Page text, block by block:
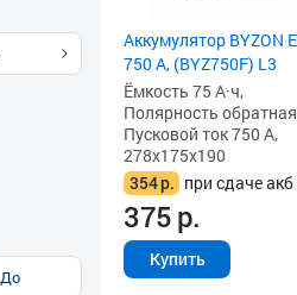
Аккумулятор BYZON
750 А, (BYZ750F) L3
Ёмкость 75 А·ч,
Полярность
Пусковой ток 750 А,
278x175x190
354р. при сдаче акб
375р.
Купить